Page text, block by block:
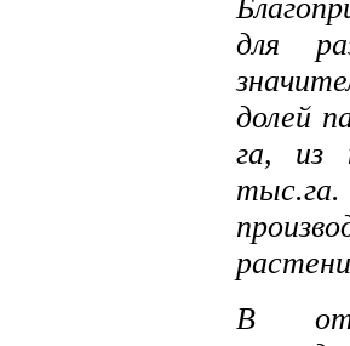
для
долей
га, из
В